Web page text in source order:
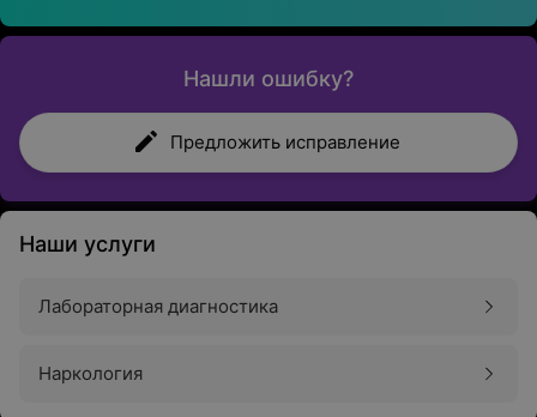
Нашли ошибку?
Предложить исправление
Наши услуги
Лабораторная диагностика
Наркология